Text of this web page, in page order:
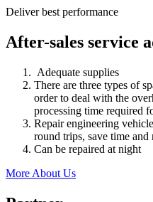
Deliver best performance
After-sales service
Adequate supplies
There are three types of
order to deal with the
processing time required
Repair engineering
round trips, save time and
Can be repaired at night
More About Us